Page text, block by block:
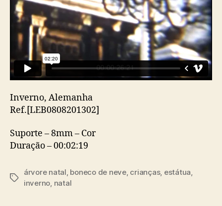
Inverno, Alemanha
Ref.[LEB0808201302]
Suporte – 8mm – Cor
Duração – 00:02:19
Etiquetas
árvore natal, boneco de neve, crianças, estátua,
inverno, natal